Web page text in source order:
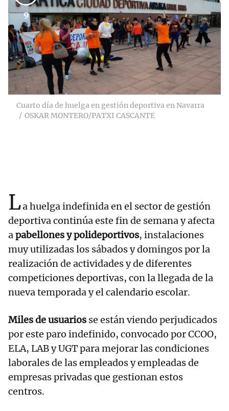
9
Cuarto día de huelga en gestión deportiva en Navarra
OSKAR MONTERO/PATXI CASCANTE
La huelga indefinida en el sector de gestión
deportiva continúa este fin de semana y afecta
apabellones y polideportivos, instalaciones
muy utilizadas los sábados y domingos por la
realización de actividades y de diferentes
competiciones deportivas, con la llegada de la
nueva temporada y el calendario escolar.
Miles de usuarios se están viendo perjudicados
por este paro indefinido, convocado por CCOO,
ELA, LAB y UGT para mejorar las condiciones
laborales de las empleados y empleadas de
empresas privadas que gestionan estos
centros.